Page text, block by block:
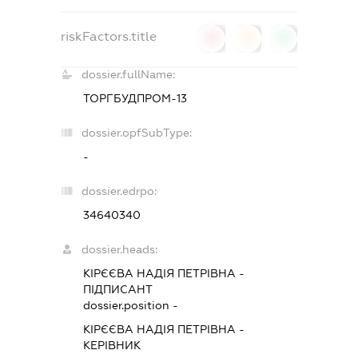
riskFactors.title
dossier.fullName:
ТОРГБУДПРОМ-13
dossier.opfSubType:
-
dossier.edrpo:
34640340
dossier.heads:
КІРЄЄВА НАДІЯ ПЕТРІВНА -
ПІДПИСАНТ
dossier.position -
КІРЄЄВА НАДІЯ ПЕТРІВНА -
КЕРІВНИК